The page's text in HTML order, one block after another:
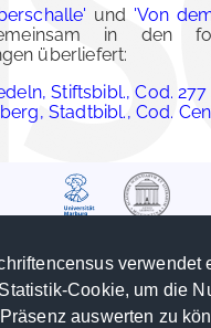
verwendet
Cookie, um die
auswerten zu
und 'Von
in den
überliefert:
Stiftsbibl., Cod. 277
Stadtbibl., Cod.